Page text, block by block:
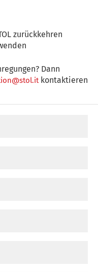
zurückkehren
Dann
kontaktieren